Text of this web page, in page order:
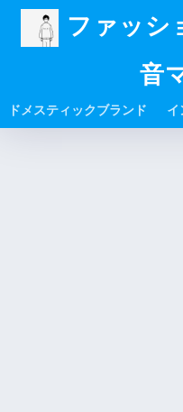
ファッシ
音
ドメスティックブランド イ